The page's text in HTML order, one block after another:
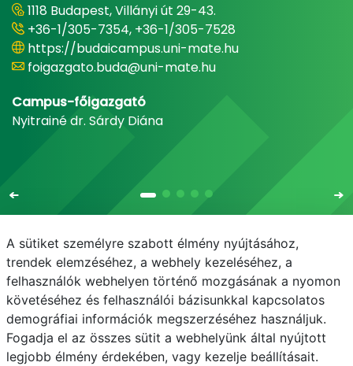
1118 Budapest, Villányi út 29-43.
+36-1/305-7354, +36-1/305-7528
https://budaicampus.uni-mate.hu
foigazgato.buda@uni-mate.hu
Campus-főigazgató
Nyitrainé dr. Sárdy Diána
E-mail Telefonkönyv NEPTUN
E-learning
Adatvédelem
A sütiket személyre szabott élmény nyújtásához,
trendek elemzéséhez, a webhely kezeléséhez, a
felhasználók webhelyen történő mozgásának a nyomon
követéséhez és felhasználói bázisunkkal kapcsolatos
demográfiai információk megszerzéséhez használjuk.
Fogadja el az összes sütit a webhelyünk által nyújtott
legjobb élmény érdekében, vagy kezelje beállításait.